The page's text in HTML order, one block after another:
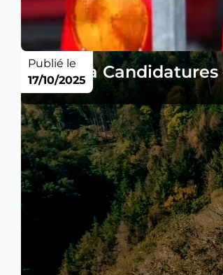
Appel à
Publié le
17/10/2025